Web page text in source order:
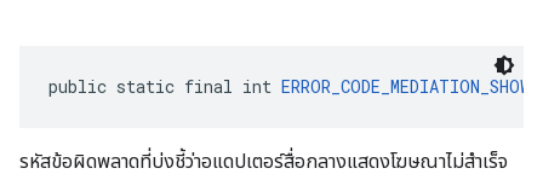
public static final int
รหัสข้อผิดพลาดที่บ่งชี้ว่าอแดปเตอร์สื่อกลางแสดงโฆษณาไม่สำเร็จ